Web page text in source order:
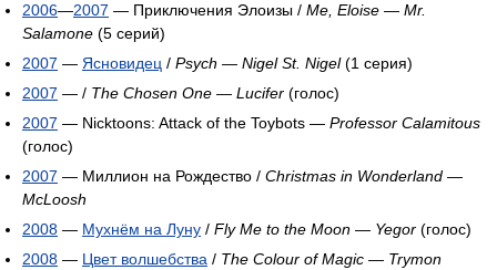
2006—2007 — Приключения Элоизы / Me, Eloise — Mr.
Salamone (5 серий)
2007 — Ясновидец / Psych — Nigel St. Nigel(1 серия)
2007 — / The Chosen One — Lucifer (голос)
2007 — Nicktoons: Attack of the Toybots — Professor Calamitous
(голос)
2007 — Миллион на Рождество / Christmas in Wonderland —
McLoosh
2008 — Мухнём на Луну / Fly Me to the Moon — Yegor (голос)
2008 — Цвет волшебства / The Colour of Magic — Trymon